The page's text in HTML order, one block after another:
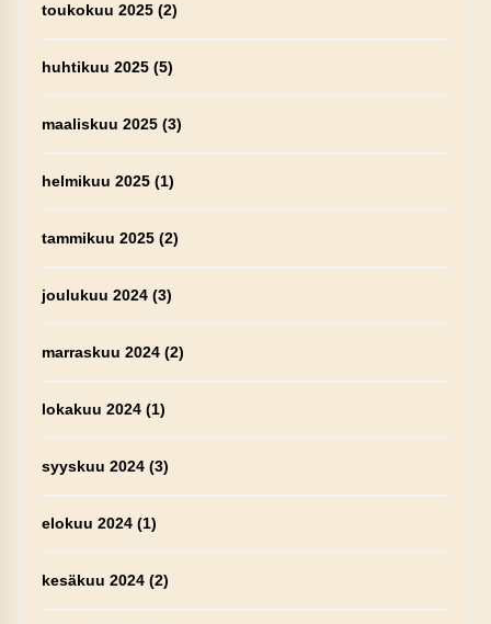
toukokuu 2025(2)
huhtikuu 2025(5)
maaliskuu 2025(3)
helmikuu 2025(1)
tammikuu 2025(2)
joulukuu 2024(3)
marraskuu 2024(2)
lokakuu 2024(1)
syyskuu 2024(3)
elokuu 2024(1)
kesäkuu 2024(2)